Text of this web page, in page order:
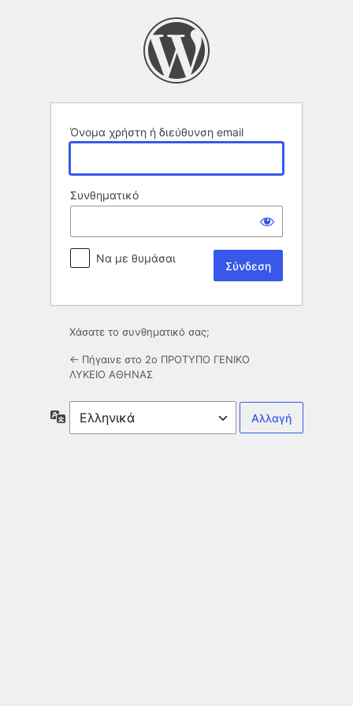
Όνομα χρήστη ή διεύθυνση email
Συνθηματικό
Να με θυμάσαι
Χάσατε το συνθηματικό σας;
← Πήγαινε στο 2ο ΠΡΟΤΥΠΟ ΓΕΝΙΚΟ
ΛΥΚΕΙΟ ΑΘΗΝΑΣ
Γλώσσα